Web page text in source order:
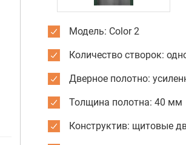
Модель: Color 2
Количество створок:
Дверное полотно:
Толщина полотна: 40 мм
Конструктив: щитовые